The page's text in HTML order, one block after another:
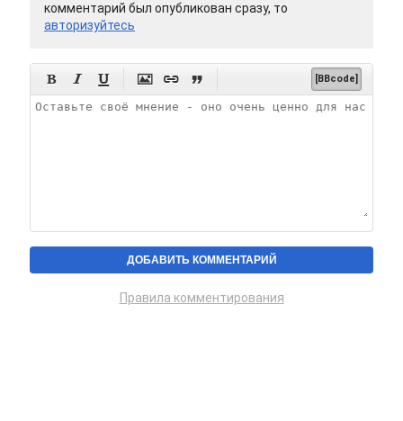
комментарий был опубликован сразу, то
авторизуйтесь
      [BBcode]
Правила комментирования